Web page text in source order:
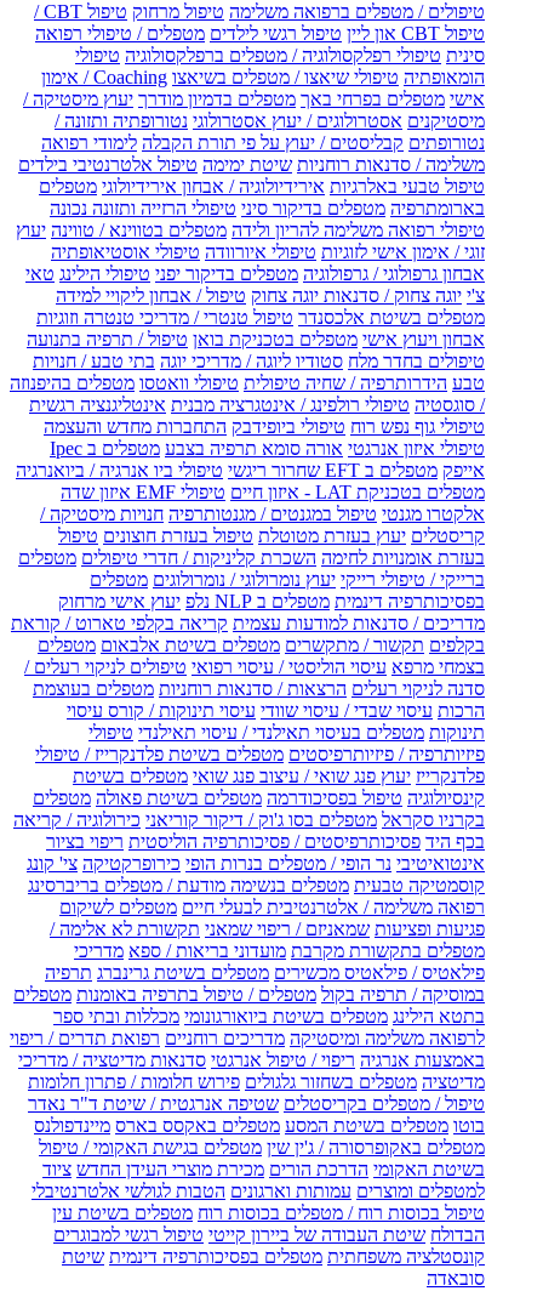
טיפולים / מטפלים ברפואה משלימה טיפול מרחוק
טיפול CBT /
טיפול CBT און ליין
טיפול רגשי לילדים מטפלים / טיפולי רפואה
סינית טיפולי רפלקסולוגיה / מטפלים ברפלקסולוגיה טיפולי
הומאופתיה טיפולי שיאצו / מטפלים בשיאצו
Coaching / אימון
אישי מטפלים בפרחי באך מטפלים בדמיון מודרך יעוץ מיסטיקה /
מיסטיקנים אסטרולוגים / יעוץ אסטרולוגי נטורופתיה ותזונה /
נטורופתים קבליסטים / יעוץ על פי תורת הקבלה לימודי רפואה
משלימה / סדנאות רוחניות שיטת ימימה טיפול אלטרנטיבי בילדים
טיפול טבעי באלרגיות אירידיולוגיה / אבחון אירידיולוגי מטפלים
בארומתרפיה מטפלים בדיקור סיני טיפולי הרזייה ותזונה נכונה
טיפולי רפואה משלימה להריון ולידה מטפלים בטווינא / טווינה יעוץ
זוגי / אימון אישי לזוגיות טיפולי איורוודה טיפולי אוסטיאופתיה
אבחון גרפולוגי / גרפולוגיה מטפלים בדיקור יפני טיפולי הילינג טאי
צ'י יוגה צחוק / סדנאות יוגה צחוק טיפול / אבחון ליקויי למידה
מטפלים בשיטת אלכסנדר טיפול טנטרי / מדריכי טנטרה וזוגיות
אבחון ויעוץ אישי מטפלים בטכניקת בואן טיפול / תרפיה בתנועה
טיפולים בחדר מלח סטודיו ליוגה / מדריכי יוגה בתי טבע / חנויות
טבע הידרותרפיה / שחיה טיפולית טיפולי וואטסו מטפלים בהיפנוזה
/ סוגסטיה טיפולי רולפינג / אינטגרציה מבנית אינטליגנציה רגשית
טיפולי גוף נפש רוח טיפולי ביופידבק התחברות מחדש והעצמה
טיפולי איזון אנרגטי אורה סומא תרפיה בצבע
מטפלים ב Ipec
אייפק מטפלים ב EFT שחרור ריגשי
טיפולי ביו אנרגיה / ביואנרגיה
מטפלים בטכניקת LAT - איזון חיים
טיפולי EMF איזון שדה
אלקטרו מגנטי טיפול במגנטים / מגנטותרפיה חנויות מיסטיקה /
קריסטלים יעוץ בעזרת מטוטלת טיפול בעזרת חוצונים טיפול
בעזרת אומנויות לחימה השכרת קליניקות / חדרי טיפולים מטפלים
ברייקי / טיפולי רייקי יעוץ נומרולוגי / נומרולוגים מטפלים
בפסיכותרפיה דינמית מטפלים ב NLP נלפ
יעוץ אישי מרחוק
מדריכים / סדנאות למודעות עצמית קריאה בקלפי טארוט / קוראת
בקלפים תקשור / מתקשרים מטפלים בשיטת אלבאום מטפלים
בצמחי מרפא עיסוי הוליסטי / עיסוי רפואי טיפולים לניקוי רעלים /
סדנה לניקוי רעלים הרצאות / סדנאות רוחניות מטפלים בעוצמת
הרכות עיסוי שבדי / עיסוי שוודי עיסוי תינוקות / קורס עיסוי
תינוקות מטפלים בעיסוי תאילנדי / עיסוי תאילנדי טיפולי
פיזיותרפיה / פיזיותרפיסטים מטפלים בשיטת פלדנקרייז / טיפולי
פלדנקרייז יעוץ פנג שואי / עיצוב פנג שואי מטפלים בשיטת
קינסיולוגיה טיפול בפסיכודרמה מטפלים בשיטת פאולה מטפלים
בקרניו סקראל מטפלים בסו ג'וק / דיקור קוריאני כירולוגיה / קריאה
בכף היד פסיכותרפיסטים / פסיכותרפיה הוליסטית ריפוי בציור
אינטואיטיבי נר הופי / מטפלים בנרות הופי כירופרקטיקה צי' קונג
קוסמטיקה טבעית מטפלים בנשימה מודעת / מטפלים בריברסינג
רפואה משלימה / אלטרנטיבית לבעלי חיים מטפלים לשיקום
פגיעות ופציעות שמאניזם / ריפוי שמאני תקשורת לא אלימה /
מטפלים בתקשורת מקרבת מועדוני בריאות / ספא מדריכי
פילאטיס / פילאטיס מכשירים מטפלים בשיטת גרינברג תרפיה
במוסיקה / תרפיה בקול מטפלים / טיפול בתרפיה באומנות מטפלים
בתטא הילינג מטפלים בשיטת ביואורגונומי מכללות ובתי ספר
לרפואה משלימה ומיסטיקה מדריכים רוחניים רפואת תדרים / ריפוי
באמצעות אנרגיה ריפוי / טיפול אנרגטי סדנאות מדיטציה / מדריכי
מדיטציה מטפלים בשחזור גלגולים פירוש חלומות / פתרון חלומות
טיפול / מטפלים בקריסטלים שטיפה אנרגטית / שיטת ד"ר נאדר
בוטו מטפלים בשיטת המסע מטפלים באקסס בארס מיינדפולנס
מטפלים באקופרסורה / ג'ין שין מטפלים בגישת האקומי / טיפול
בשיטת האקומי הדרכת הורים מכירת מוצרי העידן החדש ציוד
למטפלים ומוצרים עמותות וארגונים הטבות לגולשי אלטרנטיבלי
טיפול בכוסות רוח / מטפלים בכוסות רוח מטפלים בשיטת עין
הבדולח שיטת העבודה של ביירון קייטי טיפול רגשי למבוגרים
קונסטלציה משפחתית מטפלים בפסיכותרפיה דינמית שיטת
סובאדה